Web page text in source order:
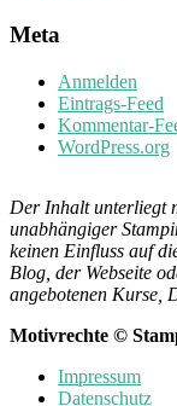
Meta
Anmelden
Eintrags-Feed
Kommentar-
WordPress.org
Der Inhalt unterliegt
unabhängiger
keinen Einfluss auf
Blog, der Webseite
angebotenen Kurse,
Motivrechte ©
Impressum
Datenschutz